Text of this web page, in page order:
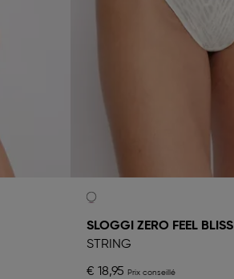
SLOGGI ZERO FEEL BLISS
STRING
€ 18,95